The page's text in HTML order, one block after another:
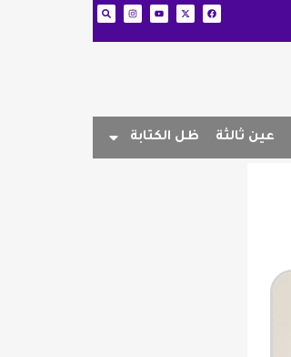
عين ثالثة ظل الكتابة